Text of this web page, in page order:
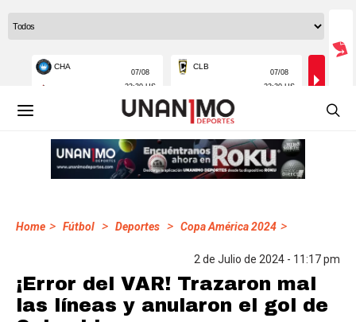
Home > Fútbol > Deportes > Copa América 2024 >
2 de Julio de 2024 - 11:17 pm
¡Error del VAR! Trazaron mal
las líneas y anularon el gol de